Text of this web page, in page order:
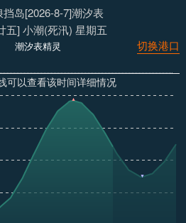
岛[2026-8-7]潮汐表
五] 小潮(死汛) 星期五
切换港口
潮汐表精灵
可以查看该时间详细情况